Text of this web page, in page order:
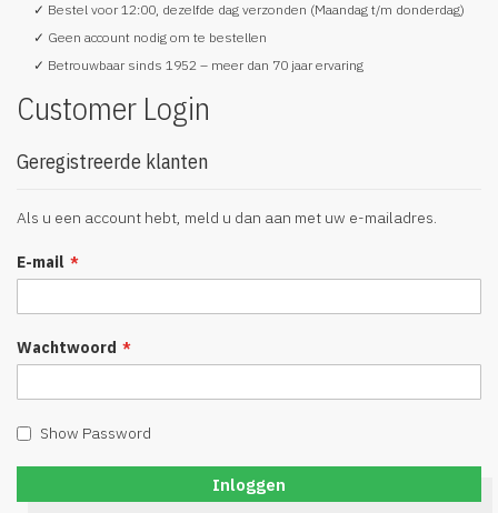
inhoud
✓ Bestel voor 12:00, dezelfde dag verzonden (Maandag t/m donderdag)
✓ Geen account nodig om te bestellen
✓ Betrouwbaar sinds 1952 – meer dan 70 jaar ervaring
Customer Login
Geregistreerde klanten
Als u een account hebt, meld u dan aan met uw e-mailadres.
E-mail
Wachtwoord
Show Password
Inloggen